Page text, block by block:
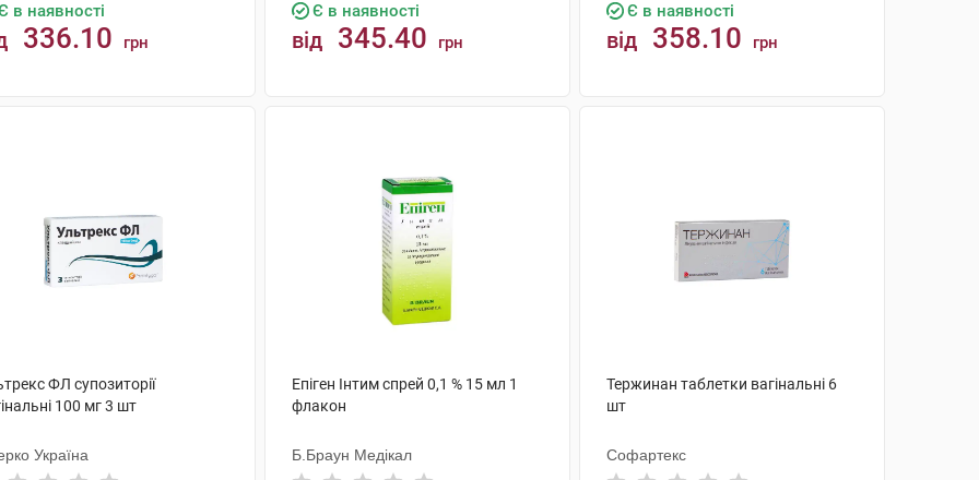
в наявності
336.10 грн
Є в наявності
від 345.40 грн
Є в наявності
від 358.10 грн
ФЛ супозиторії
100 мг 3 шт
Україна
Епіген Інтим спрей 0,1 % 15 мл 1
флакон
Б.Браун Медікал
Тержинан таблетки вагінальні 6
шт
Софартекс